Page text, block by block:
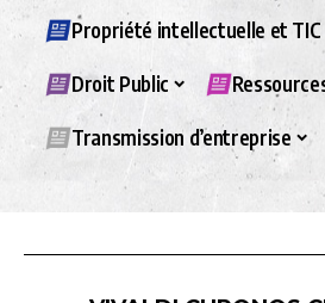
Propriété intellectuelle et TIC
Droit Public
Transmission d’entreprise